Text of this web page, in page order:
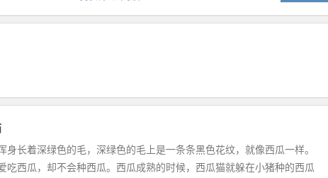
身长着深绿色的毛，深绿色的毛上是一条条黑色花纹，就像西瓜一样。
吃西瓜，却不会种西瓜。西瓜成熟的时候，西瓜猫就躲在小猪种的西瓜